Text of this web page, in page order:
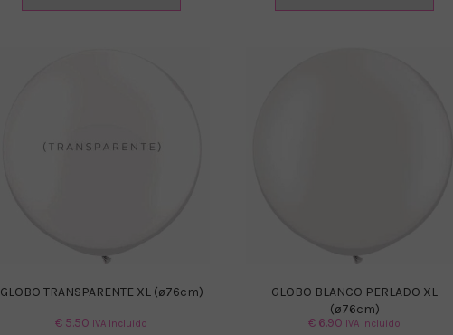
GLOBO TRANSPARENTE XL (ø76cm)
€ 5.50 IVA Incluido
GLOBO BLANCO PERLADO XL
(ø76cm)
€ 6.90 IVA Incluido